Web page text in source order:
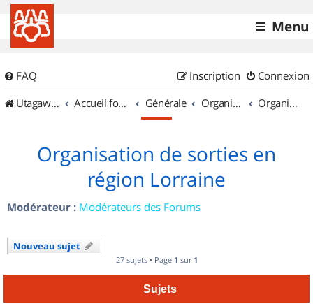
Menu
FAQ Connexion
Inscription
UtagawaVTT (Randos VTT et VTTAE avec traces GPS)
Accueil forum Générale Organisation de sorties & Recherche de partenaires Organisation de sorties en région Lorraine
Organisation de sorties en
région Lorraine
Modérateur : Modérateurs des Forums
Nouveau sujet
27 sujets • Page 1 sur 1
Sujets